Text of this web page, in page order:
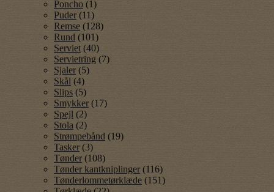
Poncho (1)
Puder (11)
Remse (128)
Rund (101)
Serviet (40)
Servietring (7)
Sjaler (5)
Skål (4)
Slips (5)
Smykker (17)
Spejl (2)
Stola (2)
Strømpebånd (19)
Tasker (3)
Tønder (108)
Tønder kantkniplinger (116)
Tønderlommetørklæde (151)